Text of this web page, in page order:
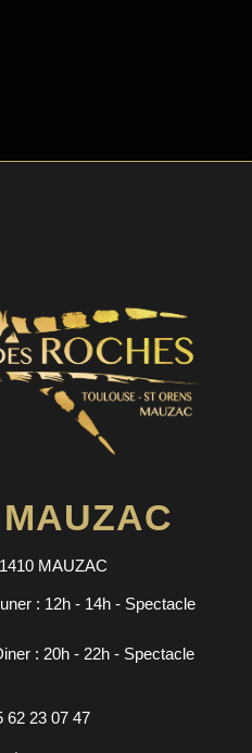
MAUZAC
: 12h - 14h - Spectacle
: 20h - 22h - Spectacle
62 23 07 47